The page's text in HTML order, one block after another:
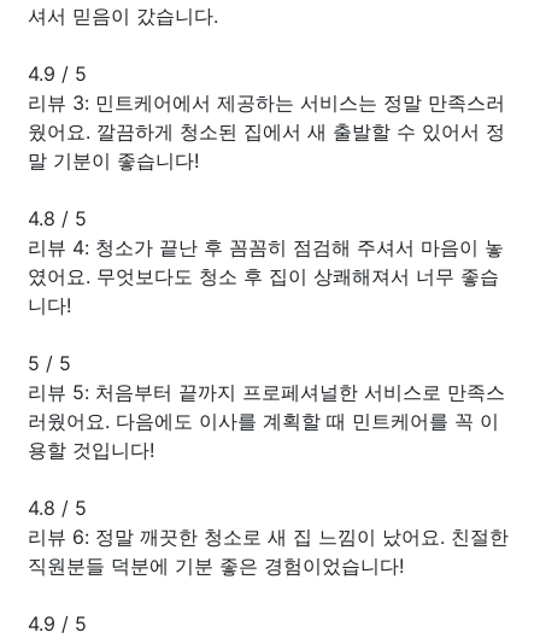
셔서 믿음이 갔습니다.
4.9 / 5
리뷰 3: 민트케어에서 제공하는 서비스는 정말 만족스러
웠어요. 깔끔하게 청소된 집에서 새 출발할 수 있어서 정
말 기분이 좋습니다!
4.8 / 5
리뷰 4: 청소가 끝난 후 꼼꼼히 점검해 주셔서 마음이 놓
였어요. 무엇보다도 청소 후 집이 상쾌해져서 너무 좋습
니다!
5 / 5
리뷰 5: 처음부터 끝까지 프로페셔널한 서비스로 만족스
러웠어요. 다음에도 이사를 계획할 때 민트케어를 꼭 이
용할 것입니다!
4.8 / 5
리뷰 6: 정말 깨끗한 청소로 새 집 느낌이 났어요. 친절한
직원분들 덕분에 기분 좋은 경험이었습니다!
4.9 / 5